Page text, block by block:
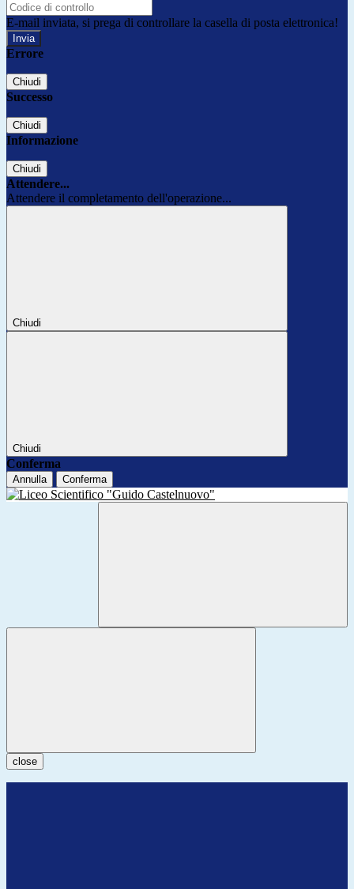
E-mail inviata, si prega di controllare la casella di posta elettronica!
Errore
Chiudi
Successo
Chiudi
Informazione
Chiudi
Attendere...
Attendere il completamento dell'operazione...
Chiudi
Chiudi
Conferma
Annulla Conferma
close